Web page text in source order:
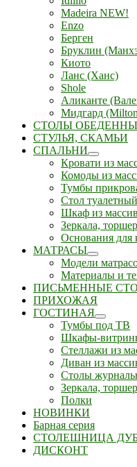
Madeira NEW!
Enzo
Берген
Бруклин
Киото
Ланс (Ханс)
Shole
Аликанте
Мидгард
СТОЛЫ
СТУЛЬЯ, СКАМЬИ
СПАЛЬНИ
Кровати из
Комоды из
Тумбы
Стол туалетный
Шкаф из
Зеркала,
Основания для
МАТРАСЫ
Модели
Материалы и
ПИСЬМЕННЫЕ
ПРИХОЖАЯ
ГОСТИНАЯ
Тумбы под ТВ
Шкафы-
Стеллажи из
Диван из
Столы
Зеркала,
Полки
НОВИНКИ
Барная серия
СТОЛЕШНИЦА
ДИСКОНТ